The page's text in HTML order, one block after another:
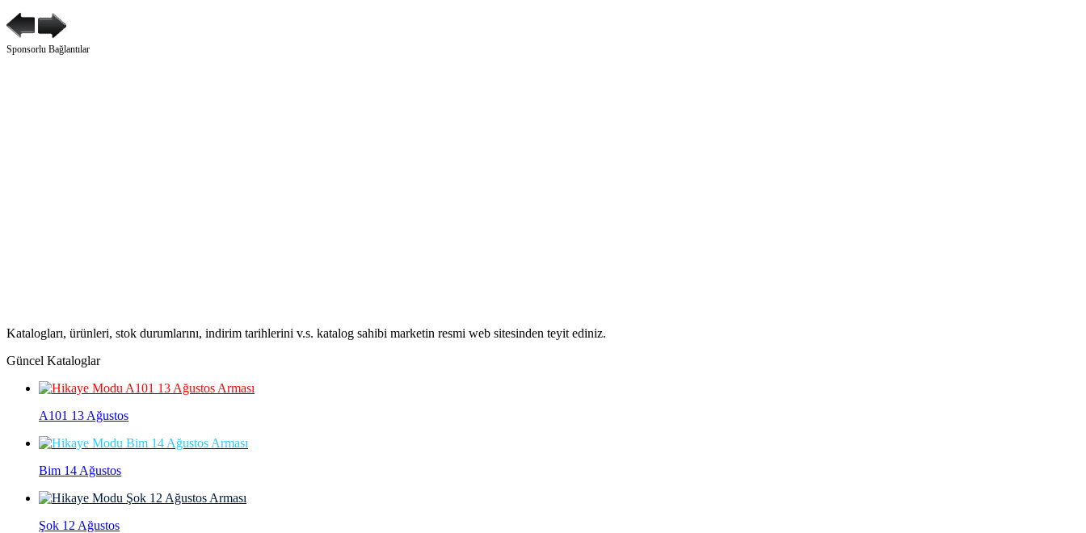
Sponsorlu Bağlantılar
Katalogları, ürünleri, stok durumlarını, indirim tarihlerini v.s. katalog sahibi marketin resmi web sitesinden teyit ediniz.
Güncel Kataloglar
A101 13 Ağustos
Bim 14 Ağustos
Şok 12 Ağustos